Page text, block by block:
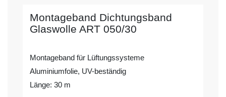
Montageband Dichtungsband
Glaswolle ART 050/30
Montageband für Lüftungssysteme
Aluminiumfolie, UV-beständig
Länge: 30 m